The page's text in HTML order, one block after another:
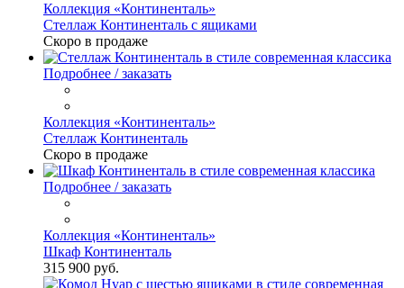
Коллекция «Континенталь»
Стеллаж Континенталь c ящиками
Скоро в продаже
Подробнее / заказать
Коллекция «Континенталь»
Стеллаж Континенталь
Скоро в продаже
Подробнее / заказать
Коллекция «Континенталь»
Шкаф Континенталь
315 900 руб.